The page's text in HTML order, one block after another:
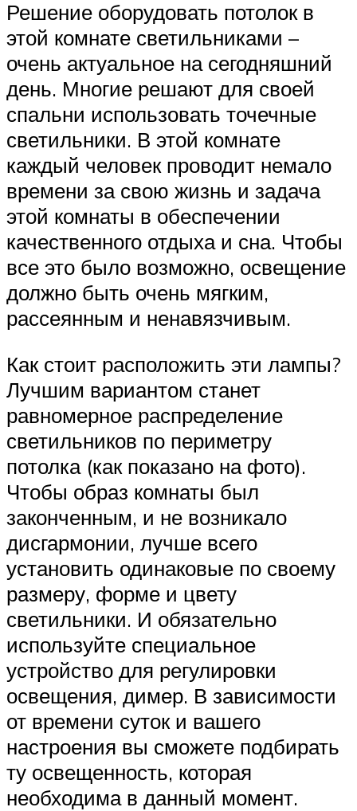
Решение оборудовать потолок в
этой комнате светильниками –
очень актуальное на сегодняшний
день. Многие решают для своей
спальни использовать точечные
светильники. В этой комнате
каждый человек проводит немало
времени за свою жизнь и задача
этой комнаты в обеспечении
качественного отдыха и сна. Чтобы
все это было возможно, освещение
должно быть очень мягким,
рассеянным и ненавязчивым.
Как стоит расположить эти лампы?
Лучшим вариантом станет
равномерное распределение
светильников по периметру
потолка (как показано на фото).
Чтобы образ комнаты был
законченным, и не возникало
дисгармонии, лучше всего
установить одинаковые по своему
размеру, форме и цвету
светильники. И обязательно
используйте специальное
устройство для регулировки
освещения, димер. В зависимости
от времени суток и вашего
настроения вы сможете подбирать
ту освещенность, которая
необходима в данный момент.